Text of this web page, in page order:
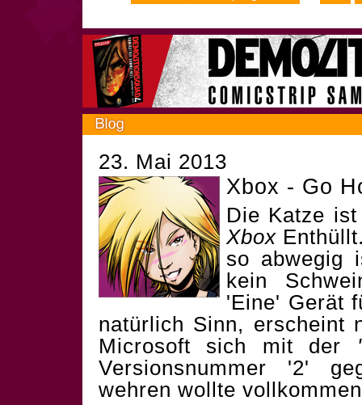
23. Mai 2013
Xbox - Go
Die Katze
Xbox
so abwegig
kein
'Eine' Gerät
natürlich Sinn, erscheint
Microsoft sich mit der
Versionsnummer '2'
wehren wollte